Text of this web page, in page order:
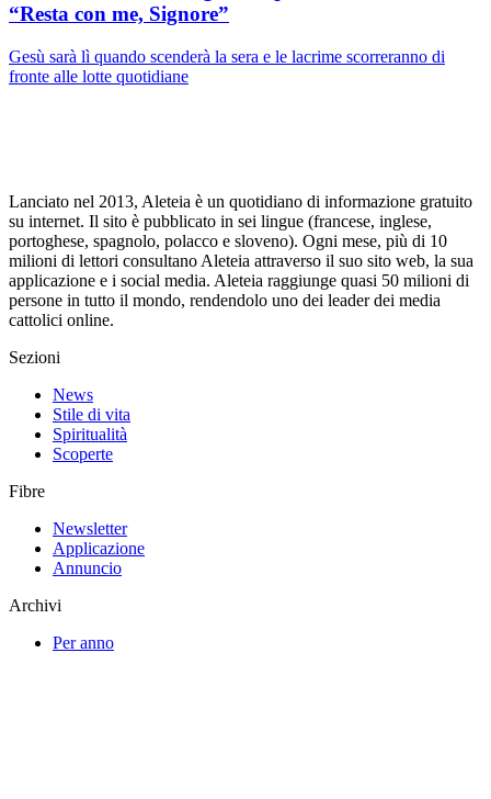
“Resta con me, Signore”
Gesù sarà lì quando scenderà la sera e le lacrime scorreranno di
fronte alle lotte quotidiane
Lanciato nel 2013, Aleteia è un quotidiano di informazione gratuito
su internet. Il sito è pubblicato in sei lingue (francese, inglese,
portoghese, spagnolo, polacco e sloveno). Ogni mese, più di 10
milioni di lettori consultano Aleteia attraverso il suo sito web, la sua
applicazione e i social media. Aleteia raggiunge quasi 50 milioni di
persone in tutto il mondo, rendendolo uno dei leader dei media
cattolici online.
Sezioni
News
Stile di vita
Spiritualità
Scoperte
Fibre
Newsletter
Applicazione
Annuncio
Archivi
Per anno